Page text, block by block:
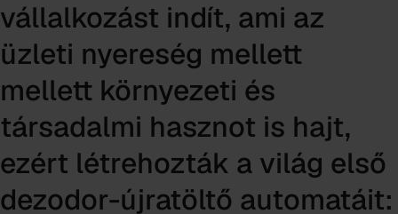
vállalkozást indít, ami az
üzleti nyereség mellett
mellett környezeti és
társadalmi hasznot is hajt,
ezért létrehozták a világ első
dezodor-újratöltő automatáit: